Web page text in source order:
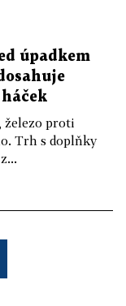
úpadkem
železo proti
Trh s doplňky